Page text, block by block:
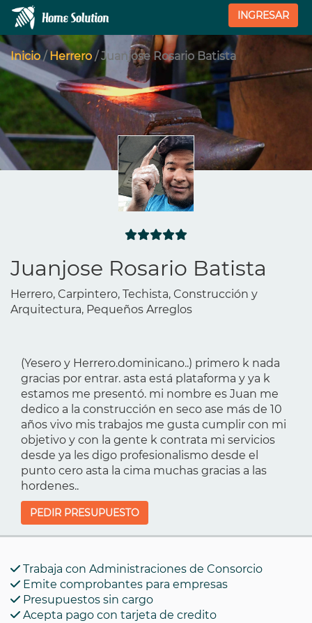
INGRESAR
Inicio/Herrero / Juanjose Rosario Batista
Juanjose Rosario Batista
Herrero, Carpintero, Techista, Construcción y
Arquitectura, Pequeños Arreglos
(Yesero y Herrero.dominicano..) primero k nada
gracias por entrar. asta está plataforma y ya k
estamos me presentó. mi nombre es Juan me
dedico a la construcción en seco ase más de 10
años vivo mis trabajos me gusta cumplir con mi
objetivo y con la gente k contrata mi servicios
desde ya les digo profesionalismo desde el
punto cero asta la cima muchas gracias a las
hordenes..
PEDIR PRESUPUESTO
Trabaja con Administraciones de Consorcio
Emite comprobantes para empresas
Presupuestos sin cargo
Acepta pago con tarjeta de credito